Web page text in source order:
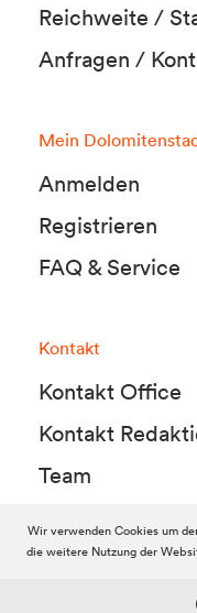
Reichweite /
Anfragen /
Mein
Anmelden
Registrieren
FAQ & Service
Kontakt
Kontakt Office
Kontakt
Team
© 2010-2026
Wir verwenden Cookies um
die weitere Nutzung der